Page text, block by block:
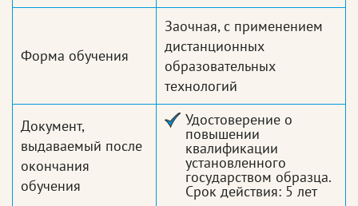
Форма обучения
Заочная, с применением
дистанционных
образовательных
технологий
Документ,
выдаваемый после
окончания
обучения
Удостоверение о
повышении
квалификации
установленного
государством образца.
Срок действия: 5 лет